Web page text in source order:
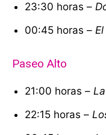
23:30 horas –
00:45 horas –
Paseo Alto
21:00 horas –
22:15 horas –